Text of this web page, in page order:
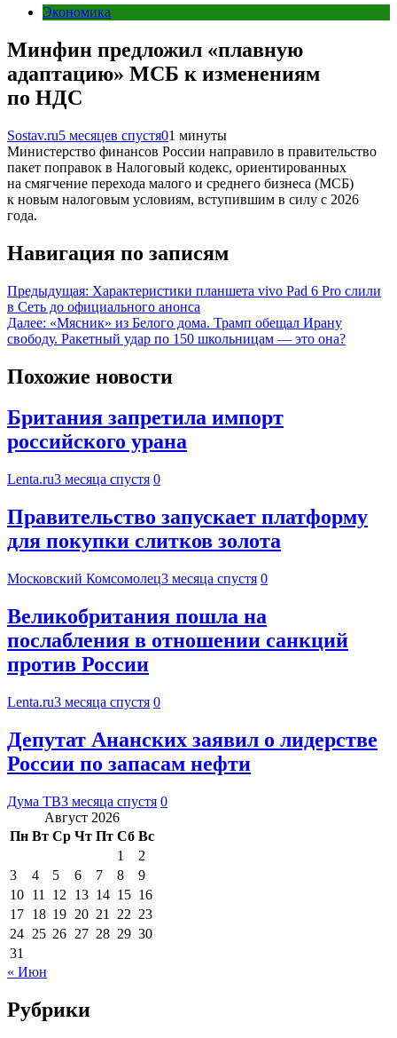
Экономика
Минфин предложил «плавную
адаптацию» МСБ к изменениям
по НДС
Sostav.ru5 месяцев спустя01 минуты
Министерство финансов России направило в правительство
пакет поправок в Налоговый кодекс, ориентированных
на смягчение перехода малого и среднего бизнеса (МСБ)
к новым налоговым условиям, вступившим в силу с 2026
года.
Навигация по записям
Предыдущая: Характеристики планшета vivo Pad 6 Pro слили
в Сеть до официального анонса
Далее: «Мясник» из Белого дома. Трамп обещал Ирану
свободу. Ракетный удар по 150 школьницам — это она?
Похожие новости
Британия запретила импорт
российского урана
Lenta.ru3 месяца спустя 0
Правительство запускает платформу
для покупки слитков золота
Московский Комсомолец3 месяца спустя 0
Великобритания пошла на
послабления в отношении санкций
против России
Lenta.ru3 месяца спустя 0
Депутат Ананских заявил о лидерстве
России по запасам нефти
Дума ТВ3 месяца спустя 0
Август 2026
Пн Вт Ср Чт Пт Сб Вс
1
2
3
4 5 6 7 8
9
10 11 12 13 14 15 16
17 18 19 20 21 22 23
24 25 26 27 28 29 30
31
« Июн
Рубрики